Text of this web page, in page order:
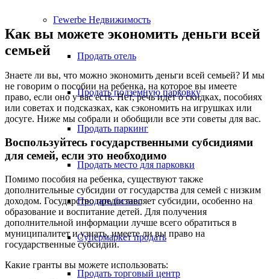
Гewerbe Недвижимость
Продать отель
Продать подземную парковку
Продать паркинг
Продать место для парковки
Продать бизнес
Супермаркет продать
Продать торговый центр
Как вы можете экономить деньги всей
семьей
Знаете ли вы, что можно экономить деньги всей семьей? И мы
не говорим о пособии на ребенка, на которое вы имеете
право, если оно у вас есть. Нет, речь идет о скидках, пособиях
или советах и подсказках, как сэкономить на игрушках или
досуге. Ниже мы собрали и обобщили все эти советы для вас.
Воспользуйтесь государственными субсидиями
для семей, если это необходимо
Помимо пособия на ребенка, существуют также
дополнительные субсидии от государства для семей с низким
доходом. Государство предоставляет субсидии, особенно на
образование и воспитание детей. Для получения
дополнительной информации лучше всего обратиться в
муниципалитет и узнать, имеете ли вы право на
государственные субсидии.
Какие гранты вы можете использовать: